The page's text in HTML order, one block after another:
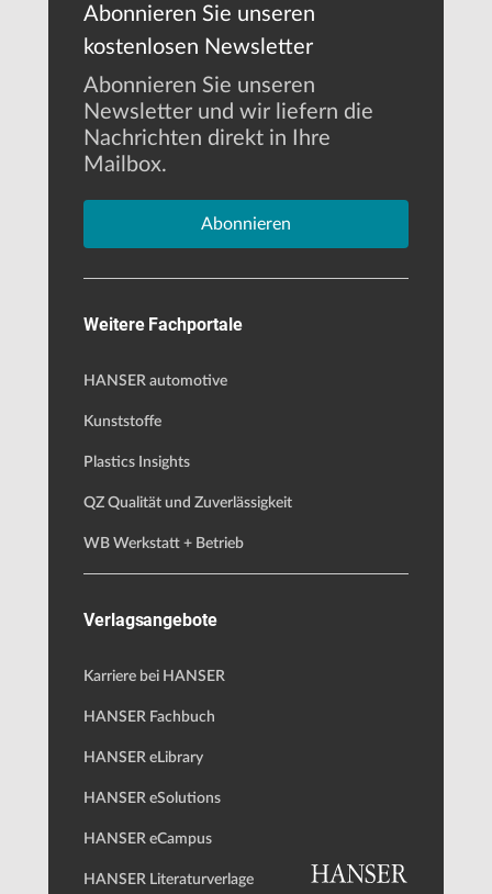
Abonnieren Sie unseren
kostenlosen Newsletter
Abonnieren Sie unseren
Newsletter und wir liefern die
Nachrichten direkt in Ihre
Mailbox.
Abonnieren
Weitere Fachportale
HANSER automotive
Kunststoffe
Plastics Insights
QZ Qualität und Zuverlässigkeit
WB Werkstatt + Betrieb
Verlagsangebote
Karriere bei HANSER
HANSER Fachbuch
HANSER eLibrary
HANSER eSolutions
HANSER eCampus
HANSER Literaturverlage